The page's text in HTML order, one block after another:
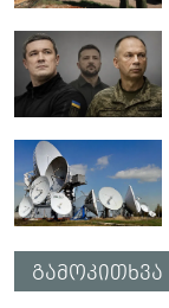
გამოკითხვა